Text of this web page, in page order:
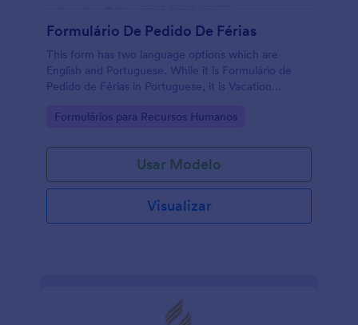
Formulário De Pedido De Férias
This form has two language options which are
English and Portuguese. While it is Formulário de
Pedido de Férias in Portuguese, it is Vacation
Go to Category:
Formulários para Recursos Humanos
Usar Modelo
Visualizar